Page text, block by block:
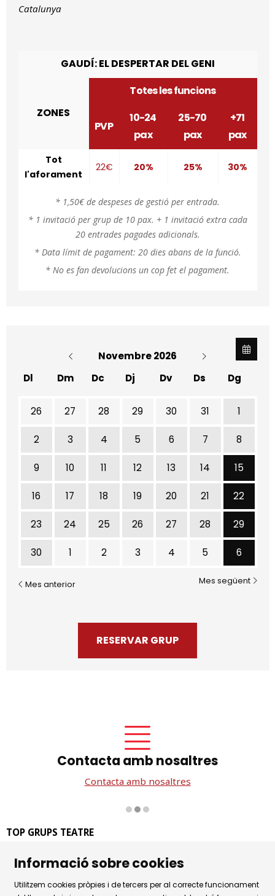
Catalunya
GAUDÍ: EL DESPERTAR DEL GENI
ZONES
Totes les funcions
PVP
10-24
pax
25-70
pax
+71
pax
Tot
l'aforament
22€ 20% 25% 30%
* 1,50€ de despeses de gestió per entrada.
* 1 invitació per grup de 10 pax. + 1 invitació extra cada
20 entrades pagades adicionals.
* Data límit de pagament: 20 dies abans de la funció.
* No es fan devolucions un cop fet el pagament.
Novembre 2026
Dl
Dm Dc Dj Dv Ds Dg
26 27 28 29 30 31 1
2 3 4 5 6 7 8
9 10 11 12 13 14 15
16 17 18 19 20 21 22
23 24 25 26 27 28 29
30 1 2 3 4 5 6
Mes anterior Mes següent
RESERVAR GRUP
Contacta amb nosaltres
Contacta amb nosaltres
TOP GRUPS TEATRE
08002 Barcelona
Tel. 93 441 39 79
Informació sobre cookies
Utilitzem cookies pròpies i de tercers per al correcte funcionament